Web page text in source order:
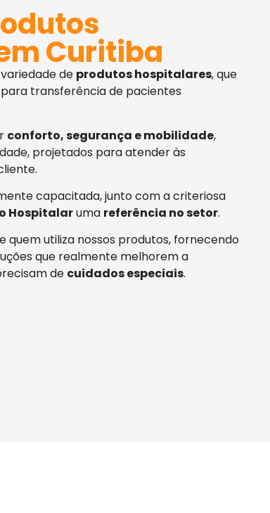
Curitiba
de produtos hospitalares, que
transferência de pacientes
conforto, segurança e mobilidade,
projetados para atender às
capacitada, junto com a criteriosa
Hospitalaruma referência no setor.
quem utiliza nossos produtos, fornecendo
que realmente melhorem a
de cuidados especiais.